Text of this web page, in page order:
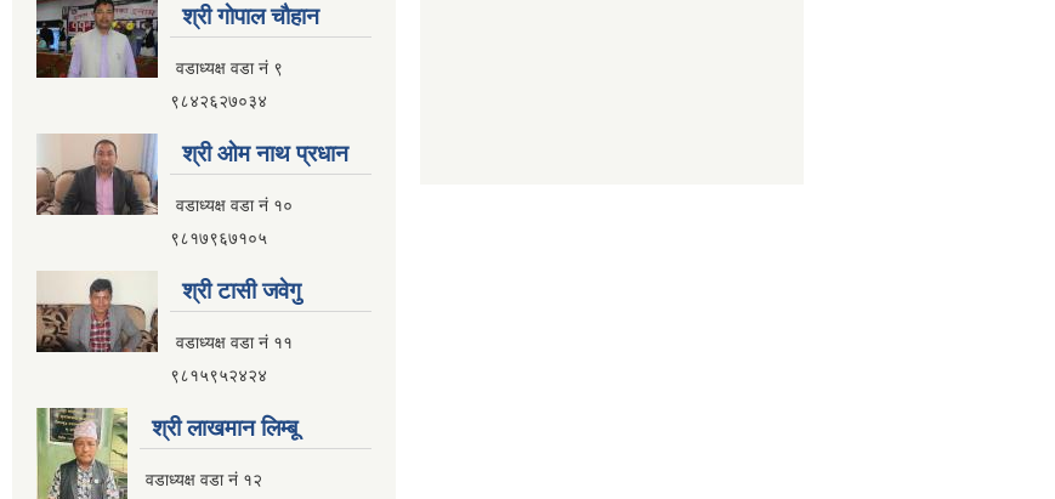
श्री गाेपाल चाैहान
वडाध्यक्ष वडा नं ९
९८४२६२७०३४
श्री ओम नाथ प्रधान
वडाध्यक्ष वडा नं १०
९८१७९६७१०५
श्री टासी जवेगु
वडाध्यक्ष वडा नं ११
९८१५९५२४२४
श्री लाखमान लिम्बू
वडाध्यक्ष वडा नं १२